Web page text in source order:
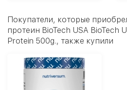
Покупатели, которые
протеин BioTech USA BioTech
Protein 500g., также купили